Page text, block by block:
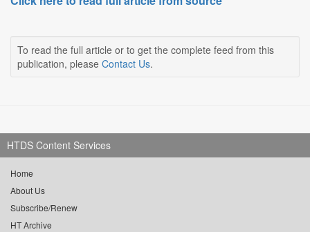
To read the full article or to get the complete feed from this
publication, please Contact Us.
HTDS Content Services
Home
About Us
Subscribe/Renew
HT Archive